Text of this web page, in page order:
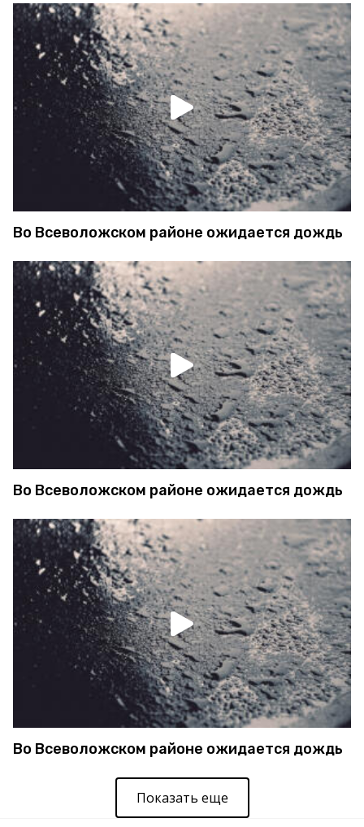
Во Всеволожском районе ожидается дождь
Во Всеволожском районе ожидается дождь
Во Всеволожском районе ожидается дождь
Показать еще